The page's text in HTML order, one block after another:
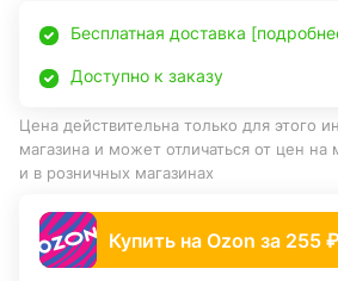
Бесплатная доставка
Доступно к заказу
Цена действительна только для этого
магазина и может отличаться от цен на
и в розничных магазинах
Купить на Ozon за 255 ₽